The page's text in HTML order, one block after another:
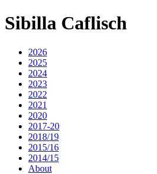
Sibilla Caflisch
2026
2025
2024
2023
2022
2021
2020
2017-20
2018/19
2015/16
2014/15
About